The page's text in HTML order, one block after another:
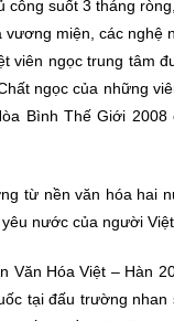
công suốt 3 tháng
miện, các nghệ
viên ngọc trung tâm
ngọc của những
Bình Thế Giới
từ nền văn hóa hai
nước của người
Văn Hóa Việt – Hàn
tại đấu trường